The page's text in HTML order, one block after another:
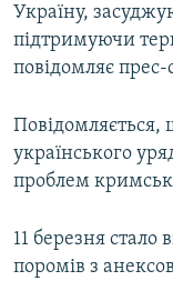
Україну,
підтримуючи
повідомляє прес-
Повідомляється,
українського
проблем
11 березня
поромів з